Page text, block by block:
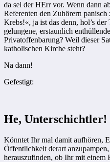
da sei der HErr vor. Wenn dann
Referenten den Zuhörern
Krebs!«, ja ist das denn, hol’s
gelungene, erstaunlich
Privatoffenbarung? Weil dieser
katholischen Kirche steht?
Na dann!
Gefestigt:
He, Unterschichtler!
Könntet Ihr mal damit aufhören,
Öffentlichkeit derart
herauszufinden, ob Ihr mit einem